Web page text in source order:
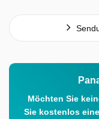
Möchten Sie
Sie kostenlos